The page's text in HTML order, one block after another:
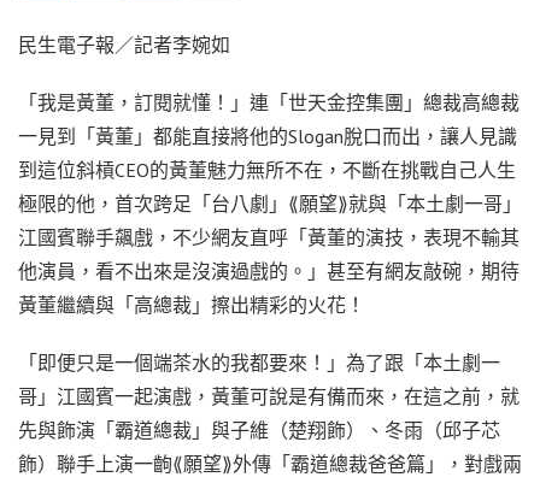
民生電子報／記者李婉如
「我是黃董，訂閱就懂！」連「世天金控集團」總裁高總裁
一見到「黃董」都能直接將他的Slogan脫口而出，讓人見識
到這位斜槓CEO的黃董魅力無所不在，不斷在挑戰自己人生
極限的他，首次跨足「台八劇」⟪願望⟫就與「本土劇一哥」
江國賓聯手飆戲，不少網友直呼「黃董的演技，表現不輸其
他演員，看不出來是沒演過戲的。」甚至有網友敲碗，期待
黃董繼續與「高總裁」擦出精彩的火花！
「即便只是一個端茶水的我都要來！」為了跟「本土劇一
哥」江國賓一起演戲，黃董可說是有備而來，在這之前，就
先與飾演「霸道總裁」與子維（楚翔飾）、冬雨（邱子芯
飾）聯手上演一齣⟪願望⟫外傳「霸道總裁爸爸篇」，對戲兩